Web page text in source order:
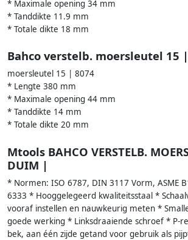
* Maximale opening 34 mm
* Tanddikte 11.9 mm
* Totale dikte 18 mm
Bahco verstelb. moersleutel 15
moersleutel 15 | 8074
* Lengte 380 mm
* Maximale opening 44 mm
* Tanddikte 14 mm
* Totale dikte 20 mm
Mtools BAHCO VERSTELB.
DUIM |
* Normen: ISO 6787, DIN 3117 Vorm, ASME
6333 * Hooggelegeerd kwaliteitsstaal *
vooraf instellen en nauwkeurig meten *
goede werking * Linksdraaiende schroef * P-
bek, aan één zijde getand voor gebruik als